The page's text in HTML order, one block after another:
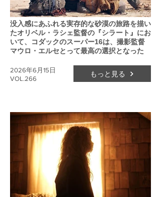
没入感にあふれる実存的な砂漠の旅路を描い
たオリベル・ラシェ監督の『シラート』にお
いて、コダックのスーパー16は、撮影監督
マウロ・エルセとって最高の選択となった
VOL.266
2026年6月15日 もっと見る